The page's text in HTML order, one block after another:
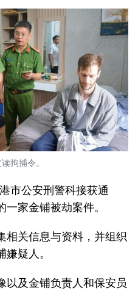
拘捕令。
市公安刑警科接获通
家金铺被劫案件。
相关信息与资料，并组织
疑人。
以及金铺负责人和保安员